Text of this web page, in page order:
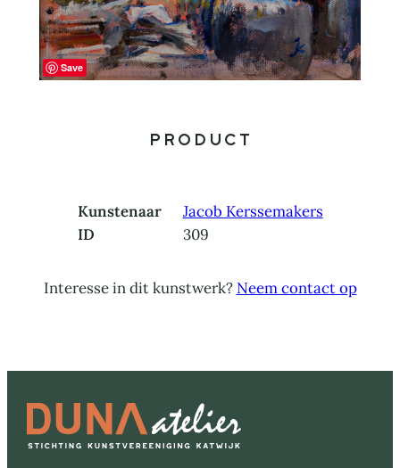
Save
Product
Kunstenaar
Jacob Kerssemakers
ID
309
Interesse in dit kunstwerk? Neem contact op